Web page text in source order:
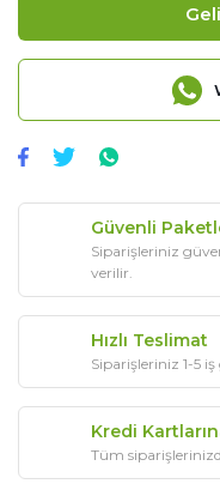
Güvenli
Siparişleriniz
verilir.
Hızlı Teslimat
Siparişleriniz 1-5
Kredi
Tüm